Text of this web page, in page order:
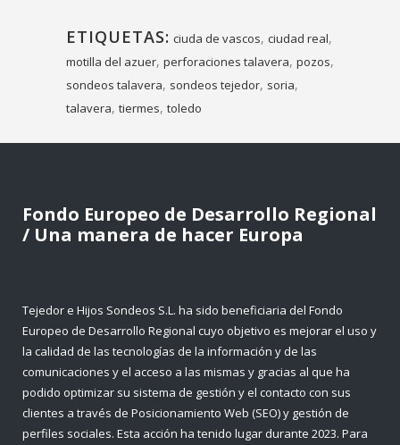
ETIQUETAS: ciuda de vascos, ciudad real,
motilla del azuer, perforaciones talavera, pozos,
sondeos talavera, sondeos tejedor, soria,
talavera, tiermes, toledo
Fondo Europeo de Desarrollo Regional
/ Una manera de hacer Europa
Tejedor e Hijos Sondeos S.L. ha sido beneficiaria del Fondo
Europeo de Desarrollo Regional cuyo objetivo es mejorar el uso y
la calidad de las tecnologías de la información y de las
comunicaciones y el acceso a las mismas y gracias al que ha
podido optimizar su sistema de gestión y el contacto con sus
clientes a través de Posicionamiento Web (SEO) y gestión de
perfiles sociales. Esta acción ha tenido lugar durante 2023. Para